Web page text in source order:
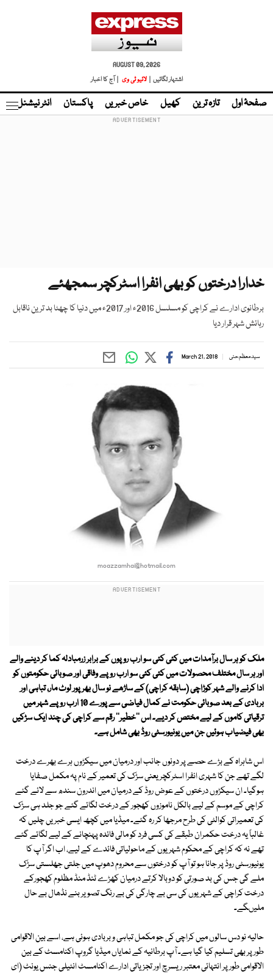
AUGUST 09, 2026
اشتہار لگائیں |
لائیو ٹی وی | آج کا اخبار
صفحۂ اول تازہ ترین کھیل خاص خبریں پاکستان انٹر نیشنل
خدارا درختوں کو بھی انفرا اسٹرکچر سمجھئے
برطانوی ادارے نے کراچی کو مسلسل 2016ء اور 2017ء میں دنیا کا چھٹا بد ترین ناقابل
رہائش شہر قرار دیا
سید معظم حئی March 21, 2018
moazzamhai@hotmail.com
ملک کو ہر سال برآمدات میں کئی کئی سو ارب روپوں کے برابر زرمبادلہ کما کر دینے والے
اور ہر سال مختلف محصولات میں کئی کئی سو ارب روپے وفاقی اور صوبائی حکومتوں کو
ادا کرنے والے شہر کوڑاچی (سابقہ کراچی) کے ساڑھے نو سال بھرپور لوٹ مار، تباہی اور
بربادی کے بعد صوبائی حکومت نے کمال فیاضی سے پورے 10 ارب روپے شہر میں
ترقیاتی کاموں کے لیے مختص کر دیے۔ اس ''خطیر'' رقم سے کراچی کی چند ایک سڑکیں
بھی فیضیاب ہوئیں جن میں یونیورسٹی روڈ بھی شامل ہے۔
اس شاہراہ کے بڑے حصے پر دونوں جانب اور درمیان میں سیکڑوں ہرے بھرے درخت
لگے تھے جن کا شہری انفرا اسٹرکچر یعنی سڑک کی تعمیر کے نام پہ مکمل صفایا
ہوگیا۔ ان سیکڑوں درختوں کے عوض روڈ کے درمیان میں اندرون سندھ سے لائے گئے
کراچی کے موسم کے لیے بالکل ناموزوں کھجور کے درخت لگائے گئے جو جلد ہی سڑک
کی تعمیراتی کوالٹی کی طرح مرجھا کر رہ گئے۔ میڈیا میں کچھ ایسی خبریں چلیں کہ
غالباً یہ درخت حکمران طبقے کی کسی فرد کو مالی فائدہ پہنچانے کے لیے لگائے گئے
تھے نہ کہ کراچی کے محکوم شہریوں کے ماحولیاتی فائدے کے لیے، اب اگر آپ کا
یونیورسٹی روڈ پر جانا ہو تو آپ کو درختوں سے محروم دھوپ میں جلتی جھلستی سڑک
ملے گی جس کی بد صورتی کو دوبالا کرتے درمیان کھڑے ٹنڈ منڈ مظلوم کھجورکے
درخت کراچی کے شہریوں کی سی بے چارگی کی بے رنگ تصویر بنے نڈھال بے حال
ملیںگے۔
حالیہ نو دس سالوں میں کراچی کی جو مکمل تباہی و بربادی ہوئی ہے، اسے بین الاقوامی
طور پر بھی تسلیم کیا گیا ہے۔ آپ برطانیہ کے نمایاں میڈیا گروپ اکنامسٹ کے بین
الاقوامی طور پر انتہائی معتبر ریسرچ اور تجزیاتی ادارے اکنامسٹ انٹیلی جنس یونٹ (ای